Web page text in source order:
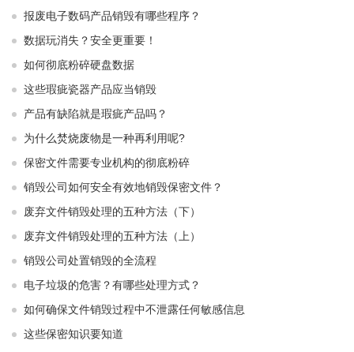
报废电子数码产品销毁有哪些程序？
数据玩消失？安全更重要！
如何彻底粉碎硬盘数据
这些瑕疵瓷器产品应当销毁
产品有缺陷就是瑕疵产品吗？
为什么焚烧废物是一种再利用呢?
保密文件需要专业机构的彻底粉碎
销毁公司如何安全有效地销毁保密文件？
废弃文件销毁处理的五种方法（下）
废弃文件销毁处理的五种方法（上）
销毁公司处置销毁的全流程
电子垃圾的危害？有哪些处理方式？
如何确保文件销毁过程中不泄露任何敏感信息
这些保密知识要知道